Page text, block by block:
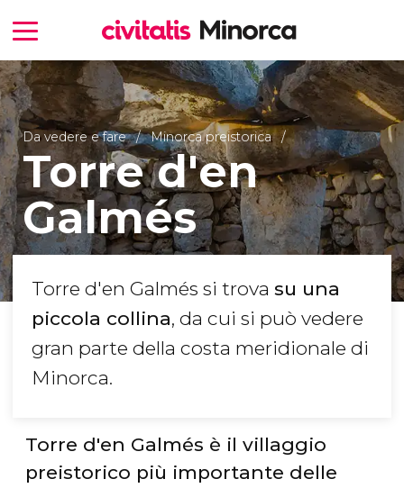
Da vedere e fare Minorca preistorica
Torre d'en
Galmés
Torre d'en Galmés si trova su una
piccola collina, da cui si può vedere
gran parte della costa meridionale di
Minorca.
Torre d'en Galmés è il villaggio
preistorico più importante delle